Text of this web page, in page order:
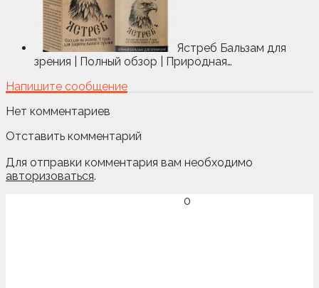
Ястреб Бальзам для
зрения | Полный обзор | Природная…
Напишите сообщение
Нет комментариев
Отставить комментарий
Для отправки комментария вам необходимо
авторизоваться.
0